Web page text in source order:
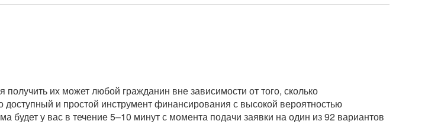
их может любой гражданин вне зависимости от того, сколько
и простой инструмент финансирования с высокой вероятностью
у вас в течение 5–10 минут с момента подачи заявки на один из 92 вариантов